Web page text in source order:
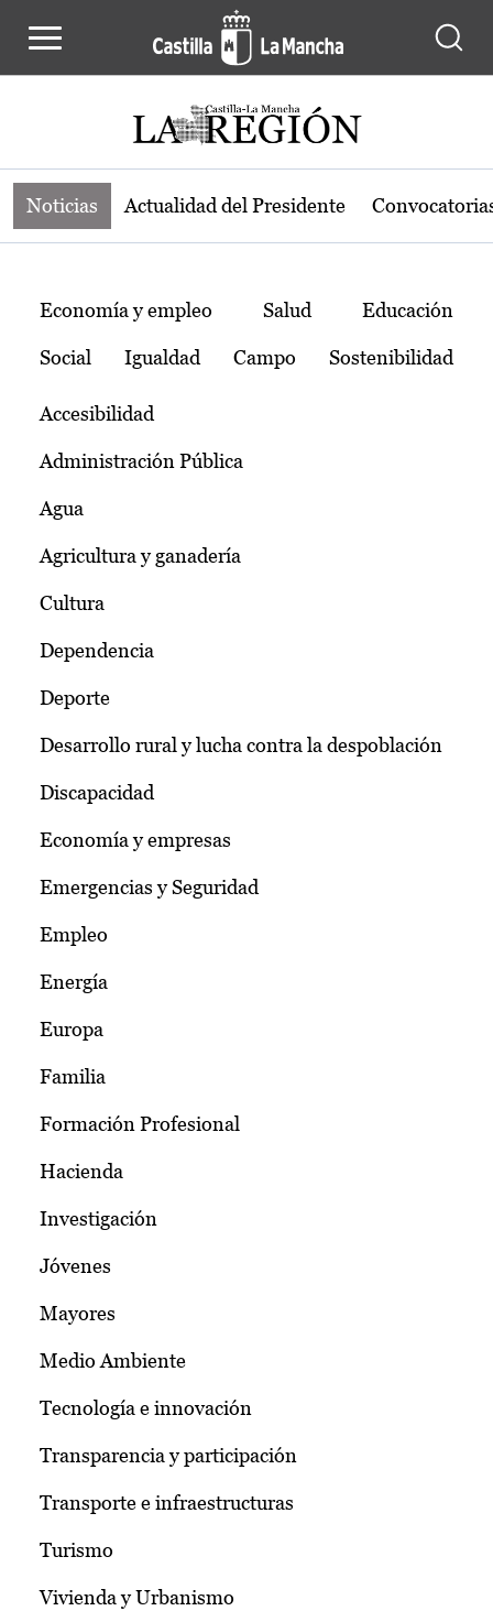
Noticias de la región de Castilla-La
Noticias Actualidad del Presidente
Temas
Economía y empleo Salud Educación
Social Igualdad Campo Sostenibilidad
Accesibilidad
Administración Pública
Agua
Agricultura y ganadería
Cultura
Dependencia
Deporte
Desarrollo rural y lucha contra la despoblación
Discapacidad
Economía y empresas
Emergencias y Seguridad
Empleo
Energía
Europa
Familia
Formación Profesional
Hacienda
Investigación
Jóvenes
Mayores
Medio Ambiente
Tecnología e innovación
Transparencia y participación
Transporte e infraestructuras
Turismo
Vivienda y Urbanismo